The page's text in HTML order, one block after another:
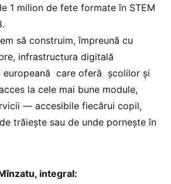
1 milion de fete formate în STEM
să construim, împreună cu
infrastructura digitală
europeană care oferă școlilor și
la cele mai bune module,
— accesibile fiecărui copil,
trăiește sau de unde pornește în
integral: